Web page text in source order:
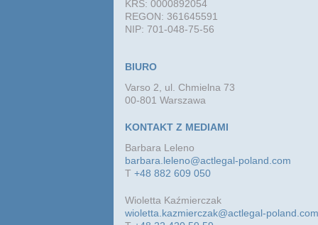
KRS: 0000892054
REGON: 361645591
NIP: 701-048-75-56
BIURO
Varso 2, ul. Chmielna 73
00-801 Warszawa
KONTAKT Z MEDIAMI
Barbara Leleno
barbara.leleno@actlegal-poland.com
T+48 882 609 050
Wioletta Kaźmierczak
wioletta.kazmierczak@actlegal-